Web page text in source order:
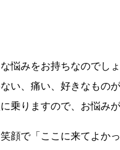
悩みをお持ちなのでし
い、痛い、好きなもの
乗りますので、お悩み
顔で「ここに来てよか